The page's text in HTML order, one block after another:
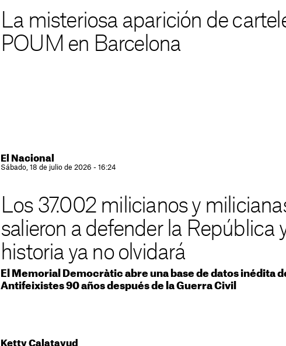
La misteriosa aparición de
POUM en Barcelona
El Nacional
Sábado, 18 de julio de 2026 - 16:24
Los 37.002 milicianos y
salieron a defender la República
historia ya no olvidará
El Memorial Democràtic abre una base de datos inédita
Antifeixistes 90 años después de la Guerra Civil
Ketty Calatayud